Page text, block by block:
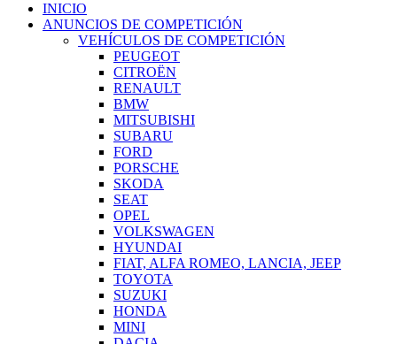
INICIO
ANUNCIOS DE COMPETICIÓN
VEHÍCULOS DE COMPETICIÓN
PEUGEOT
CITROËN
RENAULT
BMW
MITSUBISHI
SUBARU
FORD
PORSCHE
SKODA
SEAT
OPEL
VOLKSWAGEN
HYUNDAI
FIAT, ALFA ROMEO, LANCIA, JEEP
TOYOTA
SUZUKI
HONDA
MINI